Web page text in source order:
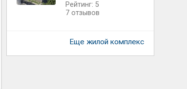
Рейтинг: 5
7 отзывов
Еще жилой комплекс